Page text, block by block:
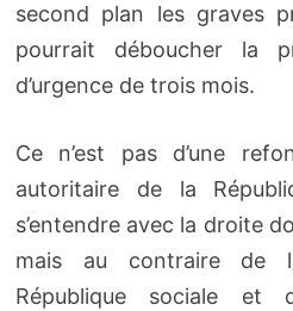
second plan les graves
pourrait déboucher la
d’urgence de trois mois.
Ce n’est pas d’une
autoritaire de la
s’entendre avec la droite
mais au contraire de
République sociale et